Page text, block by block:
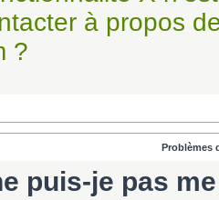
à propos
?
Problèmes
puis-je pas